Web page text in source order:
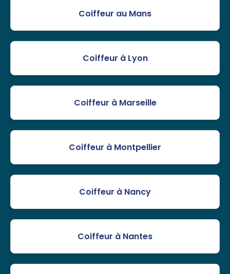
Coiffeur au Mans
Coiffeur à Lyon
Coiffeur à Marseille
Coiffeur à Montpellier
Coiffeur à Nancy
Coiffeur à Nantes